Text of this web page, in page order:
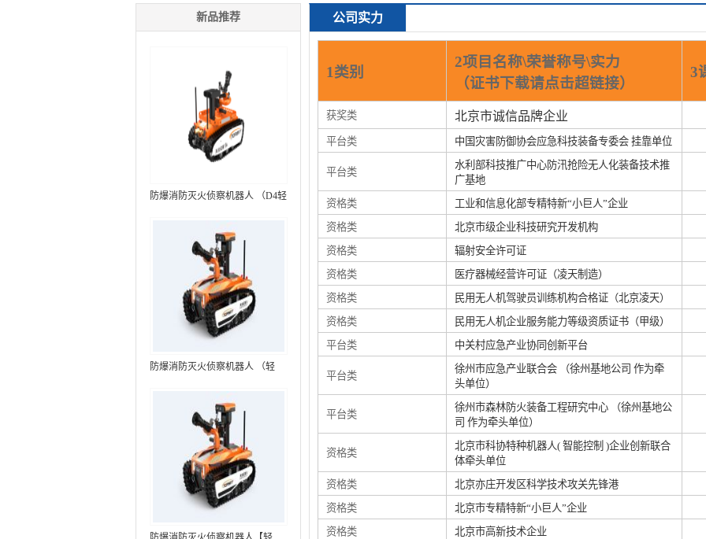
新品推荐
防爆消防灭火侦察机器人 （D4轻
防爆消防灭火侦察机器人 （轻
MC80BD（第6代）
公司实力
1类别
2项目名称\荣誉称号\实力
（证书下载请点击超链接）
3
获奖类 北京市诚信品牌企业
平台类 中国灾害防御协会应急科技装备专委会 挂靠单位
平台类
水利部科技推广中心防汛抢险无人化装备技术推
广基地
资格类
工业和信息化部专精特新“小巨人”企业
资格类
北京市级企业科技研究开发机构
资格类
辐射安全许可证
资格类
医疗器械经营许可证（凌天制造）
资格类
民用无人机驾驶员训练机构合格证（北京凌天）
资格类
民用无人机企业服务能力等级资质证书（甲级）
平台类
中关村应急产业协同创新平台
平台类
徐州市应急产业联合会 （徐州基地公司 作为牵
头单位）
平台类
徐州市森林防火装备工程研究中心 （徐州基地公
司 作为牵头单位）
资格类
北京市科协特种机器人( 智能控制 )企业创新联合
体牵头单位
资格类
北京亦庄开发区科学技术攻关先锋港
资格类
北京市专精特新“小巨人”企业
资格类
北京市高新技术企业